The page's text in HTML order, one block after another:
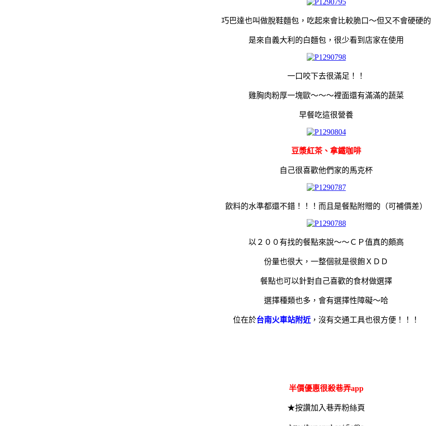
巧巴達也叫做脫鞋麵包，吃起來會比較脆口～但又不會硬硬的
是來自義大利的白麵包，很少看到店家在使用
一口咬下去很滿足！！
雞胸肉粉厚一塊歐～～～裡面還有滿滿的蔬菜
早餐吃這很營養
豆漿紅茶、拿鐵咖啡
自己很喜歡他們家的馬克杯
飲料的水準都還不錯！！！而且是餐點附贈的（可補價差）
以２００有找的餐點來說～～ＣＰ值真的頗高
份量也很大，一整個就是很飽ＸＤＤ
餐點也可以針對自己喜歡的食材做選擇
選擇種類也多，會有選擇性障礙～哈
位在於台南火車站附近 ，沒有交通工具也很方便！！！
半價優惠很殺巷弄app
★按讚加入巷弄粉絲頁